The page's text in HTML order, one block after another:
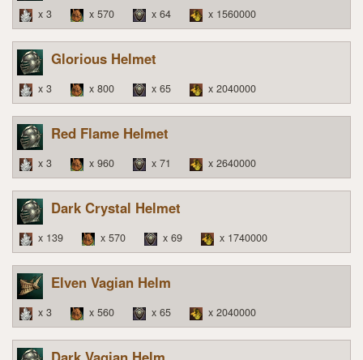
x 3 x 570 x 64 x 1560000
Glorious Helmet
x 3 x 800 x 65 x 2040000
Red Flame Helmet
x 3 x 960 x 71 x 2640000
Dark Crystal Helmet
x 139 x 570 x 69 x 1740000
Elven Vagian Helm
x 3 x 560 x 65 x 2040000